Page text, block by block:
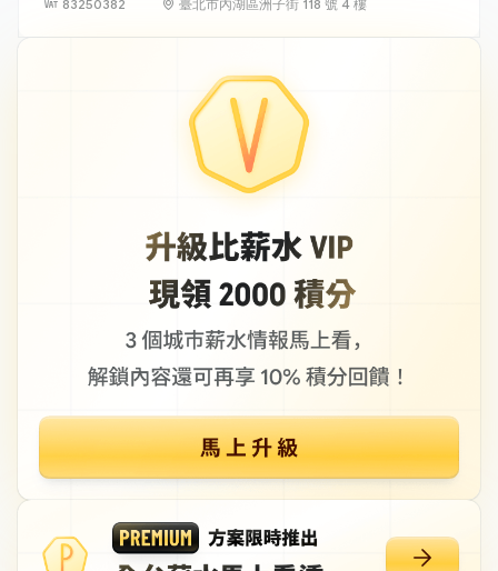
83250382 臺北市內湖區洲子街 118 號 4 樓